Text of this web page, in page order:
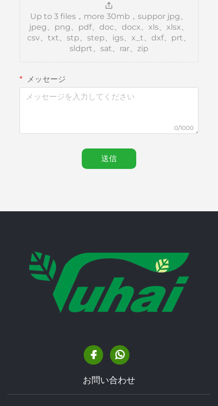
Up to 3 files，more 30mb，suppor jpg、
jpeg、png、pdf、doc、docx、xls、xlsx、
csv、txt、stp、step、igs、x_t、dxf、prt、
sldprt、sat、rar、zip
メッセージ
0/1000
送信
お問い合わせ